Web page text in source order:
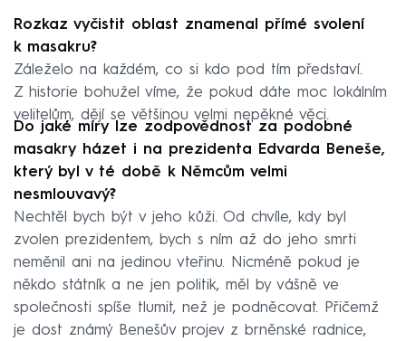
Rozkaz vyčistit oblast znamenal přímé svolení
k masakru?
Záleželo na každém, co si kdo pod tím představí.
Z historie bohužel víme, že pokud dáte moc lokálním
velitelům, dějí se většinou velmi nepěkné věci.
Do jaké míry lze zodpovědnost za podobné
masakry házet i na prezidenta Edvarda Beneše,
který byl v té době k Němcům velmi
nesmlouvavý?
Nechtěl bych být v jeho kůži. Od chvíle, kdy byl
zvolen prezidentem, bych s ním až do jeho smrti
neměnil ani na jedinou vteřinu. Nicméně pokud je
někdo státník a ne jen politik, měl by vášně ve
společnosti spíše tlumit, než je podněcovat. Přičemž
je dost známý Benešův projev z brněnské radnice,